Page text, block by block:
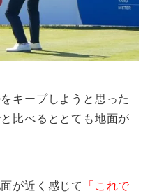
キープしようと思った
比べるととても地面が
が近く感じて 「これで